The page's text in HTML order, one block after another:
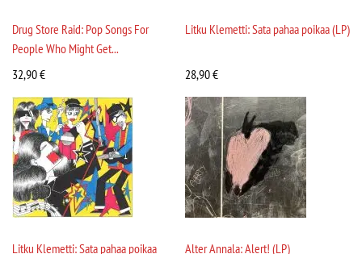
Drug Store Raid: Pop Songs For
People Who Might Get...
32,90€
Litku Klemetti: Sata pahaa poikaa (LP)
28,90€
Litku Klemetti: Sata pahaa poikaa
Alter Annala: Alert! (LP)